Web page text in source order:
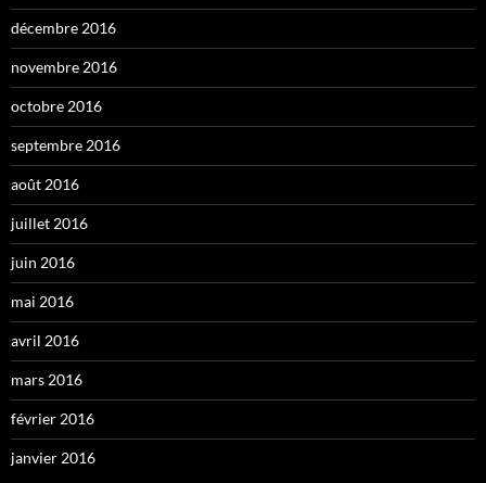
décembre 2016
novembre 2016
octobre 2016
septembre 2016
août 2016
juillet 2016
juin 2016
mai 2016
avril 2016
mars 2016
février 2016
janvier 2016